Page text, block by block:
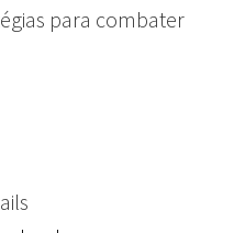
para combater